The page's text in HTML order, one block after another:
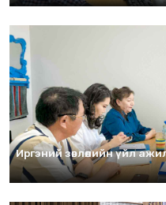
Иргэний зөвлөлийн үйл